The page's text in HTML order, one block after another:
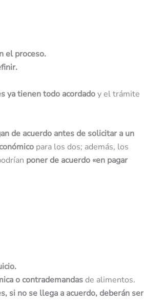
el proceso.
ya tienen todo acordadoy el trámite
de acuerdo antes de solicitar a un
para los dos; además, los
poner de acuerdo «en pagar
o contrademandasde alimentos.
si no se llega a acuerdo, deberán ser